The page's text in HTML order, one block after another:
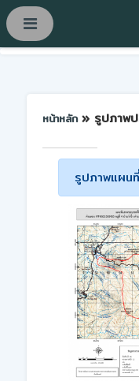
หน้าหลัก » รูปภาพ
รูปภาพแผน